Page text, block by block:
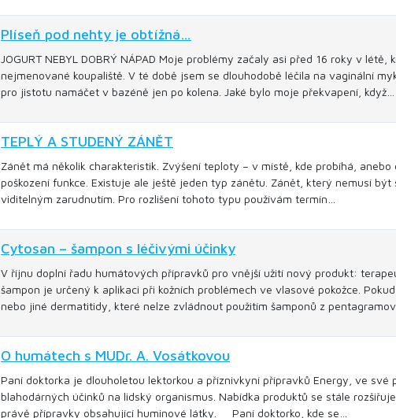
Plíseň pod nehty je obtížná…
JOGURT NEBYL DOBRÝ NÁPAD Moje problémy začaly asi před 16 roky v
nejmenované koupaliště. V té době jsem se dlouhodobě léčila na vaginální
pro jistotu namáčet v bazéně jen po kolena. Jaké bylo moje překvapení, když…
TEPLÝ A STUDENÝ ZÁNĚT
Zánět má několik charakteristik. Zvýšení teploty – v místě, kde probíhá,
poškození funkce. Existuje ale ještě jeden typ zánětu. Zánět, který nemusí
viditelným zarudnutím. Pro rozlišení tohoto typu používám termín…
Cytosan – šampon s léčivými účinky
V říjnu doplní řadu humátových přípravků pro vnější užití nový produkt:
šampon je určený k aplikaci při kožních problémech ve vlasové pokožce.
nebo jiné dermatitidy, které nelze zvládnout použitím šamponů z
O humátech s MUDr. A. Vosátkovou
Paní doktorka je dlouholetou lektorkou a příznivkyní přípravků Energy, ve své
blahodárných účinků na lidský organismus. Nabídka produktů se stále
právě přípravky obsahující huminové látky. Paní doktorko, kde se…